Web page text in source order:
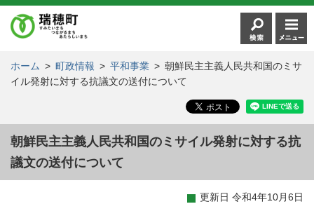
ホーム > 町政情報 > 平和事業 > 朝鮮民主主義人民共和国のミサ
イル発射に対する抗議文の送付について
朝鮮民主主義人民共和国のミサイル発射に対する抗
議文の送付について
更新日 令和4年10月6日